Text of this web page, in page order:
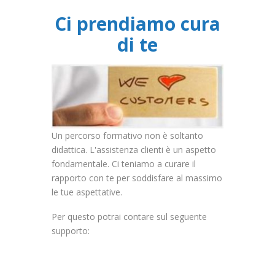
Ci prendiamo cura
di te
Un percorso formativo non è soltanto
didattica. L'assistenza clienti è un aspetto
fondamentale. Ci teniamo a curare il
rapporto con te per soddisfare al massimo
le tue aspettative.
Per questo potrai contare sul seguente
supporto: